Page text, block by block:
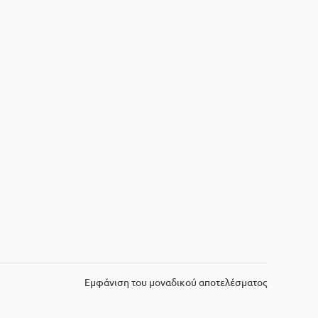
Εμφάνιση του μοναδικού αποτελέσματος